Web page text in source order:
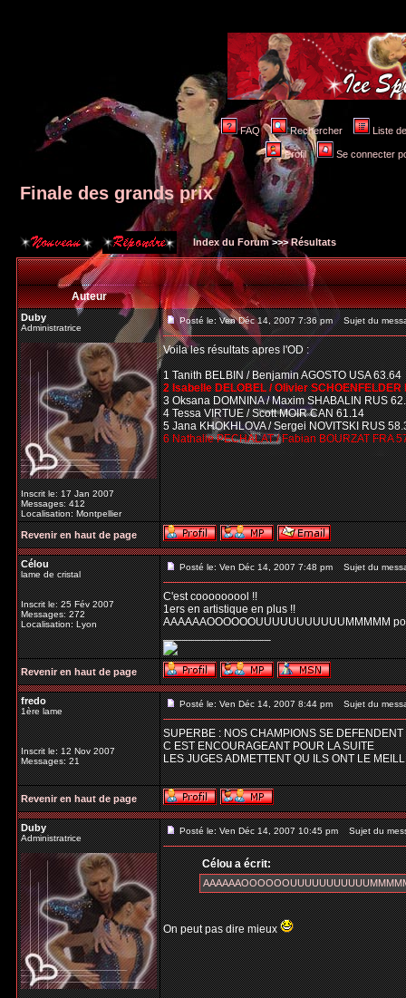
FAQ Rechercher Liste
Profil Se connecter
Finale des grands prix
Index du Forum>>>Résultats
Auteur
Duby
Administratrice
Inscrit le: 17 Jan 2007
Messages: 412
Localisation: Montpellier
Posté le: Ven Déc 14, 2007 7:36 pm Sujet du
Voila les résultats apres l'OD :
1 Tanith BELBIN / Benjamin AGOSTO USA 63.64
2 Isabelle DELOBEL / Olivier SCHOENFELDER
3 Oksana DOMNINA / Maxim SHABALIN RUS
4 Tessa VIRTUE / Scott MOIR CAN 61.14
5 Jana KHOKHLOVA / Sergei NOVITSKI RUS
6 Nathalie PECHALAT / Fabian BOURZAT FRA
Revenir en haut de page
Célou
lame de cristal
Inscrit le: 25 Fév 2007
Messages: 272
Localisation: Lyon
Posté le: Ven Déc 14, 2007 7:48 pm Sujet du
C'est cooooooool !!
1ers en artistique en plus !!
AAAAAAOOOOOOUUUUUUUUUUUMMMMM
_________________
Revenir en haut de page
fredo
1ère lame
Inscrit le: 12 Nov 2007
Messages: 21
Posté le: Ven Déc 14, 2007 8:44 pm Sujet du
SUPERBE : NOS CHAMPIONS SE
C EST ENCOURAGEANT POUR LA SUITE
LES JUGES ADMETTENT QU ILS ONT LE
Revenir en haut de page
Duby
Administratrice
Posté le: Ven Déc 14, 2007 10:45 pm Sujet du
Célou a écrit:
On peut pas dire mieux